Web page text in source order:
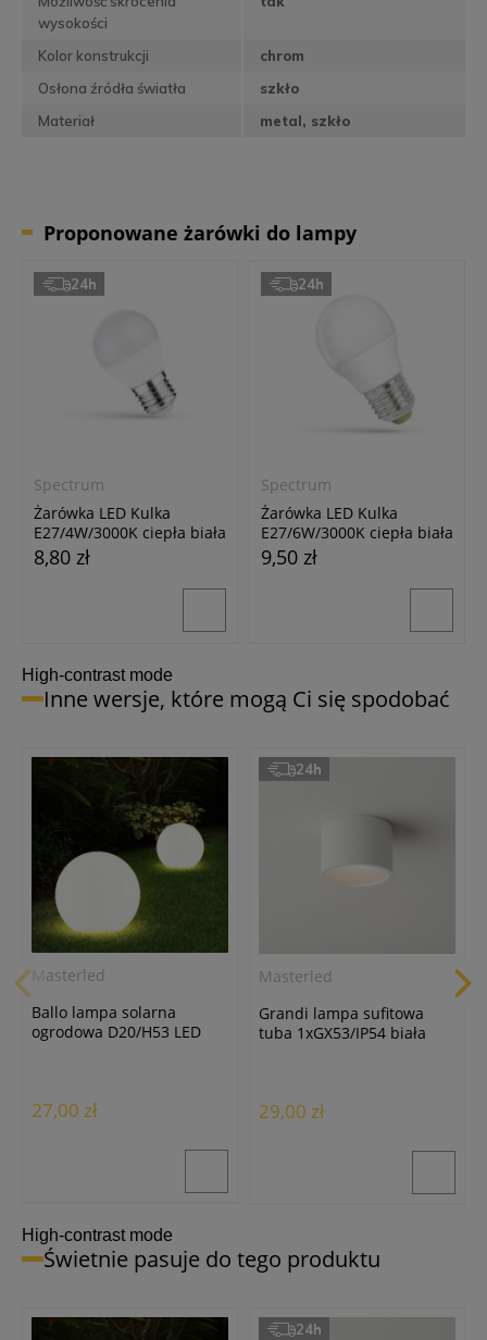
wysokości
Kolor konstrukcji
chrom
Osłona źródła światła
szkło
Materiał
metal, szkło
Proponowane żarówki do lampy
Spectrum
Żarówka LED Kulka
E27/4W/3000K ciepła biała
24h
8,80 zł
Spectrum
Żarówka LED Kulka
E27/6W/3000K ciepła biała
24h
9,50 zł
High-contrast mode
Inne wersje, które mogą Ci się spodobać
Masterled
Ballo lampa solarna
ogrodowa D20/H53 LED
27,00 zł
Masterled
Grandi lampa sufitowa
tuba 1xGX53/IP54 biała
29,00 zł
24h
High-contrast mode
Świetnie pasuje do tego produktu
24h